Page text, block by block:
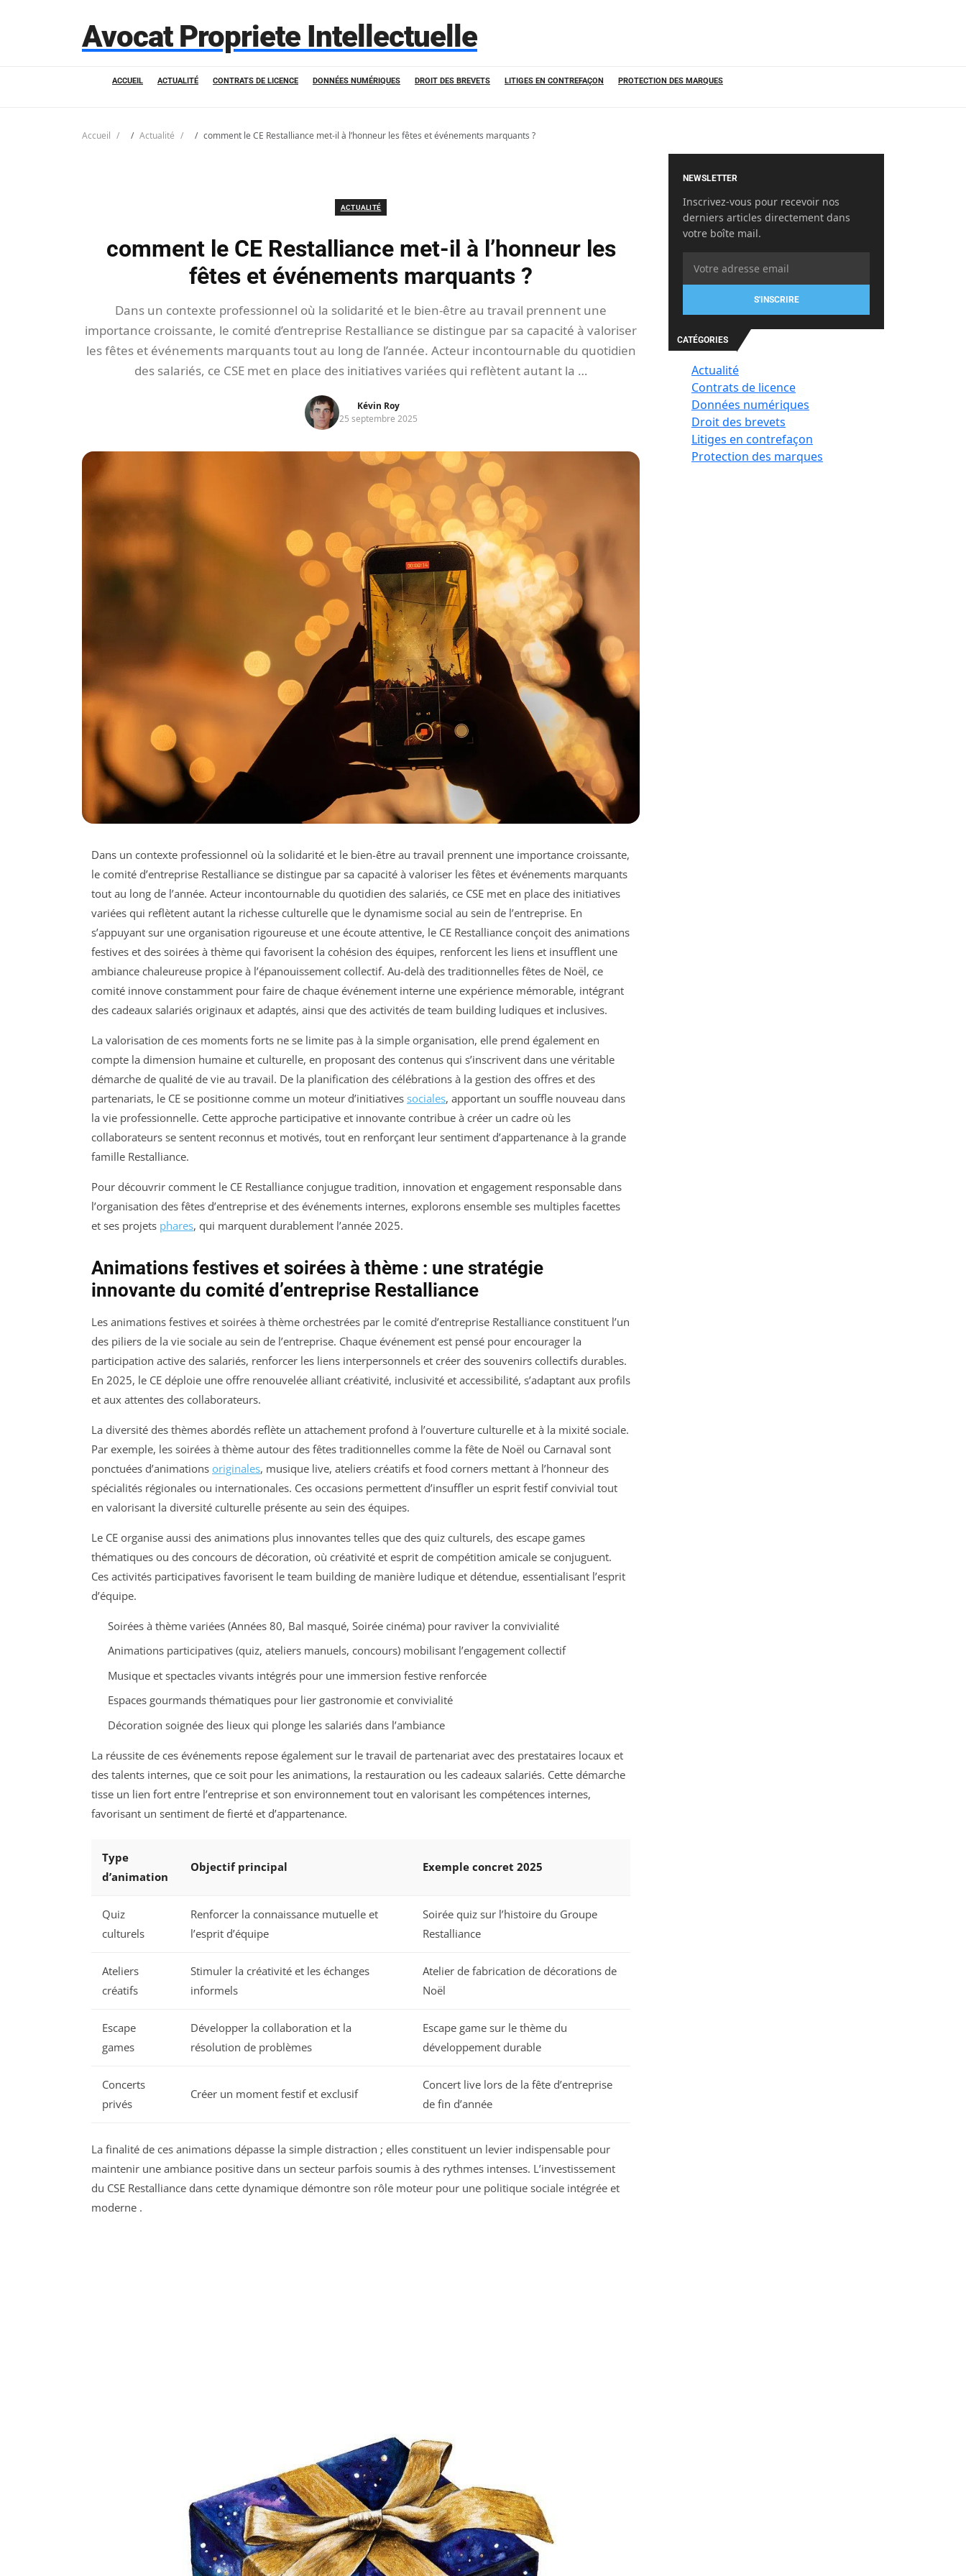
Avocat Propriete Intellectuelle
ACCUEIL ACTUALITÉ CONTRATS DE LICENCE DONNÉES NUMÉRIQUES DROIT DES BREVETS LITIGES EN CONTREFAÇON PROTECTION DES MARQUES
Accueil Actualité comment le CE Restalliance met-il à l’honneur les fêtes et événements marquants ?
ACTUALITÉ
comment le CE Restalliance met-il à l’honneur les
fêtes et événements marquants ?
Dans un contexte professionnel où la solidarité et le bien-être au travail prennent une
importance croissante, le comité d’entreprise Restalliance se distingue par sa capacité à valoriser
les fêtes et événements marquants tout au long de l’année. Acteur incontournable du quotidien
des salariés, ce CSE met en place des initiatives variées qui reflètent autant la …
Kévin Roy
25 septembre 2025
Dans un contexte professionnel où la solidarité et le bien-être au travail prennent une importance croissante,
le comité d’entreprise Restalliance se distingue par sa capacité à valoriser les fêtes et événements marquants
tout au long de l’année. Acteur incontournable du quotidien des salariés, ce CSE met en place des initiatives
variées qui reflètent autant la richesse culturelle que le dynamisme social au sein de l’entreprise. En
s’appuyant sur une organisation rigoureuse et une écoute attentive, le CE Restalliance conçoit des animations
festives et des soirées à thème qui favorisent la cohésion des équipes, renforcent les liens et insufflent une
ambiance chaleureuse propice à l’épanouissement collectif. Au-delà des traditionnelles fêtes de Noël, ce
comité innove constamment pour faire de chaque événement interne une expérience mémorable, intégrant
des cadeaux salariés originaux et adaptés, ainsi que des activités de team building ludiques et inclusives.
La valorisation de ces moments forts ne se limite pas à la simple organisation, elle prend également en
compte la dimension humaine et culturelle, en proposant des contenus qui s’inscrivent dans une véritable
démarche de qualité de vie au travail. De la planification des célébrations à la gestion des offres et des
partenariats, le CE se positionne comme un moteur d’initiatives sociales, apportant un souffle nouveau dans
la vie professionnelle. Cette approche participative et innovante contribue à créer un cadre où les
collaborateurs se sentent reconnus et motivés, tout en renforçant leur sentiment d’appartenance à la grande
famille Restalliance.
Pour découvrir comment le CE Restalliance conjugue tradition, innovation et engagement responsable dans
l’organisation des fêtes d’entreprise et des événements internes, explorons ensemble ses multiples facettes
et ses projets phares, qui marquent durablement l’année 2025.
Animations festives et soirées à thème : une stratégie
innovante du comité d’entreprise Restalliance
Les animations festives et soirées à thème orchestrées par le comité d’entreprise Restalliance constituent l’un
des piliers de la vie sociale au sein de l’entreprise. Chaque événement est pensé pour encourager la
participation active des salariés, renforcer les liens interpersonnels et créer des souvenirs collectifs durables.
En 2025, le CE déploie une offre renouvelée alliant créativité, inclusivité et accessibilité, s’adaptant aux profils
et aux attentes des collaborateurs.
La diversité des thèmes abordés reflète un attachement profond à l’ouverture culturelle et à la mixité sociale.
Par exemple, les soirées à thème autour des fêtes traditionnelles comme la fête de Noël ou Carnaval sont
ponctuées d’animations originales, musique live, ateliers créatifs et food corners mettant à l’honneur des
spécialités régionales ou internationales. Ces occasions permettent d’insuffler un esprit festif convivial tout
en valorisant la diversité culturelle présente au sein des équipes.
Le CE organise aussi des animations plus innovantes telles que des quiz culturels, des escape games
thématiques ou des concours de décoration, où créativité et esprit de compétition amicale se conjuguent.
Ces activités participatives favorisent le team building de manière ludique et détendue, essentialisant l’esprit
d’équipe.
Soirées à thème variées (Années 80, Bal masqué, Soirée cinéma) pour raviver la convivialité
Animations participatives (quiz, ateliers manuels, concours) mobilisant l’engagement collectif
Musique et spectacles vivants intégrés pour une immersion festive renforcée
Espaces gourmands thématiques pour lier gastronomie et convivialité
Décoration soignée des lieux qui plonge les salariés dans l’ambiance
La réussite de ces événements repose également sur le travail de partenariat avec des prestataires locaux et
des talents internes, que ce soit pour les animations, la restauration ou les cadeaux salariés. Cette démarche
tisse un lien fort entre l’entreprise et son environnement tout en valorisant les compétences internes,
favorisant un sentiment de fierté et d’appartenance.
Type
d’animation
Objectif principal Exemple concret 2025
Quiz
culturels
Renforcer la connaissance mutuelle et
l’esprit d’équipe
Soirée quiz sur l’histoire du Groupe
Restalliance
Ateliers
créatifs
Stimuler la créativité et les échanges
informels
Atelier de fabrication de décorations de
Noël
Escape
games
Développer la collaboration et la
résolution de problèmes
Escape game sur le thème du
développement durable
Concerts
privés
Créer un moment festif et exclusif
Concert live lors de la fête d’entreprise
de fin d’année
La finalité de ces animations dépasse la simple distraction ; elles constituent un levier indispensable pour
maintenir une ambiance positive dans un secteur parfois soumis à des rythmes intenses. L’investissement
du CSE Restalliance dans cette dynamique démontre son rôle moteur pour une politique sociale intégrée et
moderne .
NEWSLETTER
Inscrivez-vous pour recevoir nos
derniers articles directement dans
votre boîte mail.
S'INSCRIRE
CATÉGORIES
Actualité
Contrats de licence
Données numériques
Droit des brevets
Litiges en contrefaçon
Protection des marques